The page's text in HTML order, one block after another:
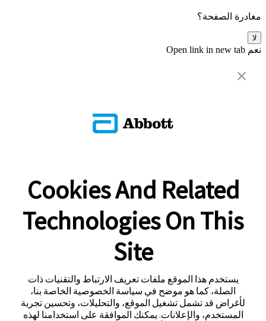
مغادرة الصفحة؟
لا
نعم Open link in new tab
Cookies And Related
Technologies On This
Site
يستخدم هذا الموقع ملفات تعريف الارتباط والتقنيات ذات
الصلة، كما هو موضح في سياسة الخصوصية الخاصة بنا،
لأغراض قد تشمل تشغيل الموقع، والتحليلات، وتحسين تجربة
المستخدم، والإعلانات. يمكنك الموافقة على استخدامنا لهذه